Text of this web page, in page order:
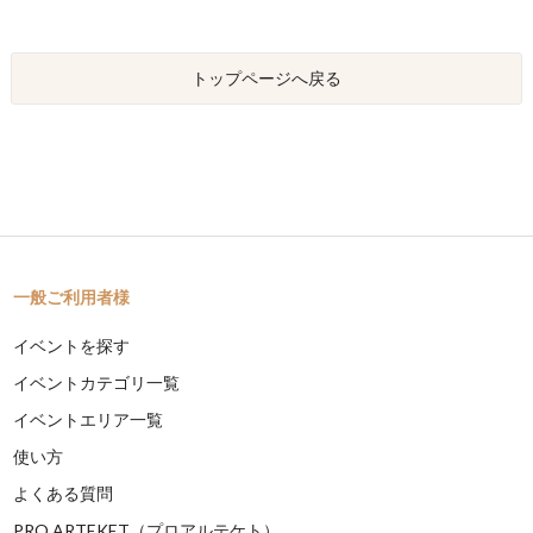
トップページへ戻る
一般ご利用者様
イベントを探す
イベントカテゴリ一覧
イベントエリア一覧
使い方
よくある質問